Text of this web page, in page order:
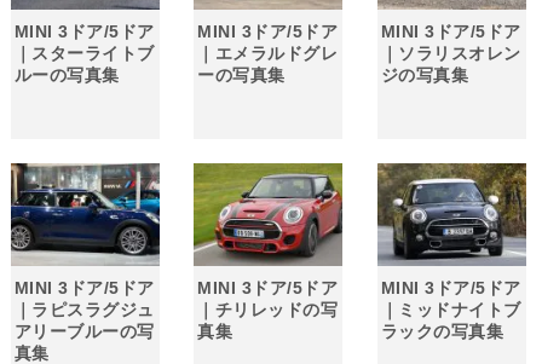
MINI 3ドア/5ドア
｜スターライトブ
ルーの写真集
MINI 3ドア/5ドア
｜エメラルドグレ
ーの写真集
MINI 3ドア/5ドア
｜ソラリスオレン
ジの写真集
MINI 3ドア/5ドア
｜ラピスラグジュ
アリーブルーの写
真集
MINI 3ドア/5ドア
｜チリレッドの写
真集
MINI 3ドア/5ドア
｜ミッドナイトブ
ラックの写真集